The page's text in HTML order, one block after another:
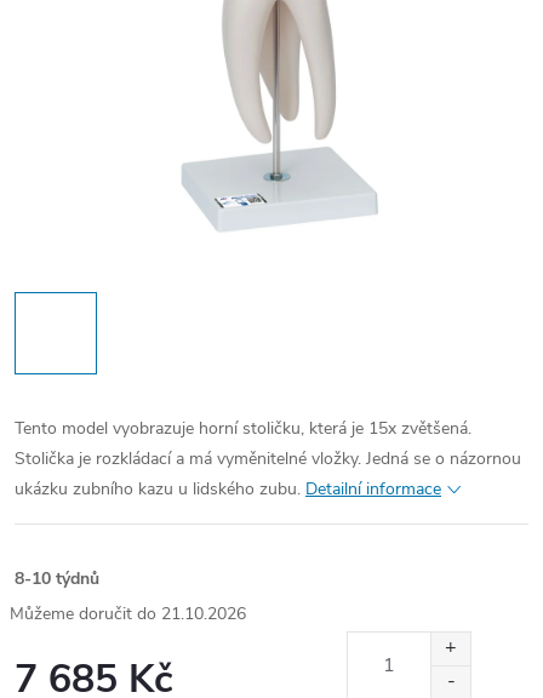
Tento model vyobrazuje horní stoličku, která je 15x zvětšená.
Stolička je rozkládací a má vyměnitelné vložky. Jedná se o názornou
ukázku zubního kazu u lidského zubu. Detailní informace
8-10 týdnů
21.10.2026
7 685 Kč